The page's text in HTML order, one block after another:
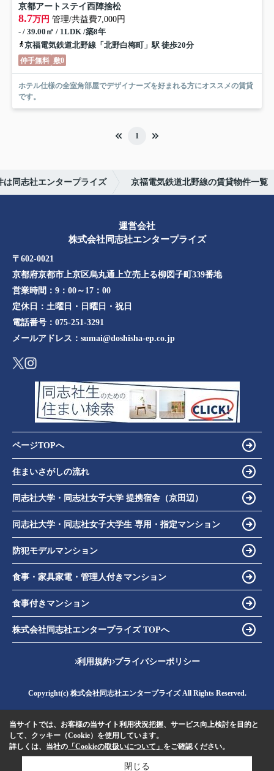
京都アートステイ西陣捨松
8.7万円 管理/共益費7,000円
- / 39.00㎡ / 1LDK /築8年
京福電気鉄道北野線「北野白梅町」駅 徒歩20分
仲手無料 敷0
ホテル仕様の全室角部屋でデザイナーズを好まれる方にオススメの賃貸
です。
1
同志社エンタープライズ 京福電気鉄道北野線の賃貸物件一覧
運営会社
株式会社同志社エンタープライズ
〒602-0021
京都府京都市上京区烏丸通上立売上る柳図子町339番地​​
営業時間： 9：00～17：00
定休日： 土曜日・日曜日・祝日
電話番号： 075-251-3291
メールアドレス： sumai@doshisha-ep.co.jp
ページTOPへ
住まいさがしの流れ
同志社大学・同志社女子大学 提携宿舎（京田辺）
同志社大学・同志社女子大学生 専用・指定マンション
防犯モデルマンション
食事・家具家電・管理人付きマンション
食事付きマンション
株式会社同志社エンタープライズ TOPへ
利用規約 プライバシーポリシー
Copyright(c) 株式会社同志社エンタープライズ All Rights Reserved.
当サイトでは、お客様の当サイト利用状況把握、サービス向上検討を目的と
して、クッキー（Cookie）を使用しています。
詳しくは、当社の 「Cookieの取扱いについて」 をご確認ください。
閉じる